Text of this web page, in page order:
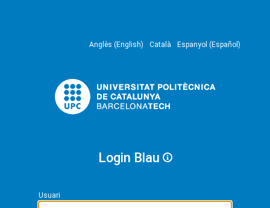
Anglès (English) Català Espanyol (Español)
Login Blau
Usuari